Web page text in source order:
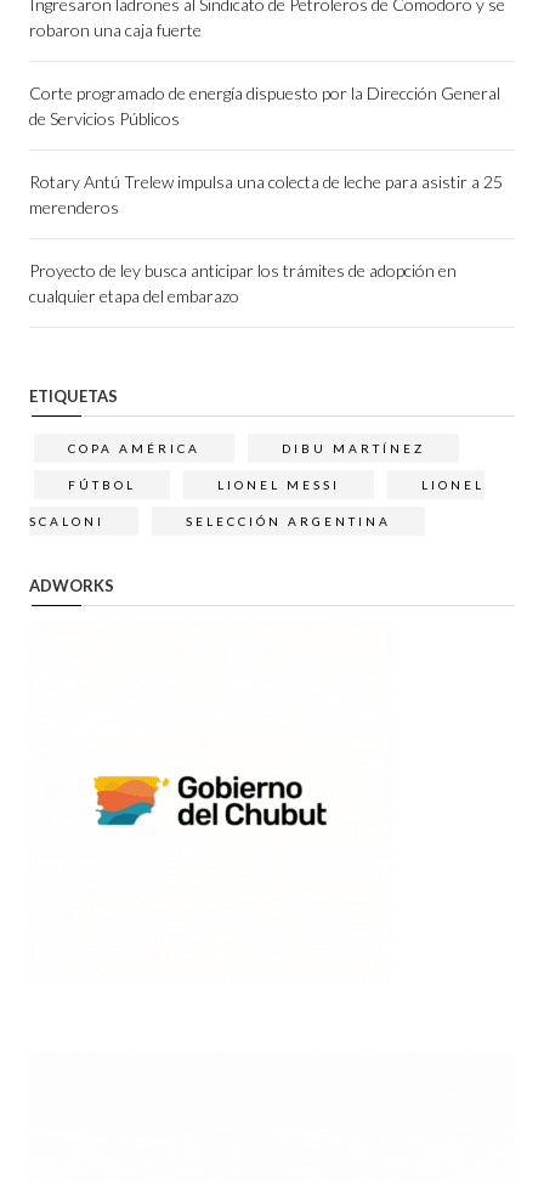
Ingresaron ladrones al Sindicato de Petroleros de Comodoro y se
robaron una caja fuerte
Corte programado de energía dispuesto por la Dirección General
de Servicios Públicos
Rotary Antú Trelew impulsa una colecta de leche para asistir a 25
merenderos
Proyecto de ley busca anticipar los trámites de adopción en
cualquier etapa del embarazo
ETIQUETAS
COPA AMÉRICA DIBU MARTÍNEZ
FÚTBOL LIONEL MESSI LIONEL
SCALONI SELECCIÓN ARGENTINA
ADWORKS